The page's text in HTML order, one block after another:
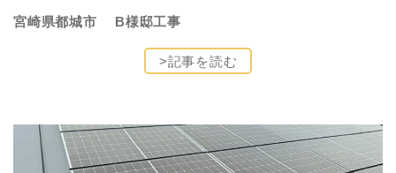
宮崎県都城市 B様邸工事
>記事を読む